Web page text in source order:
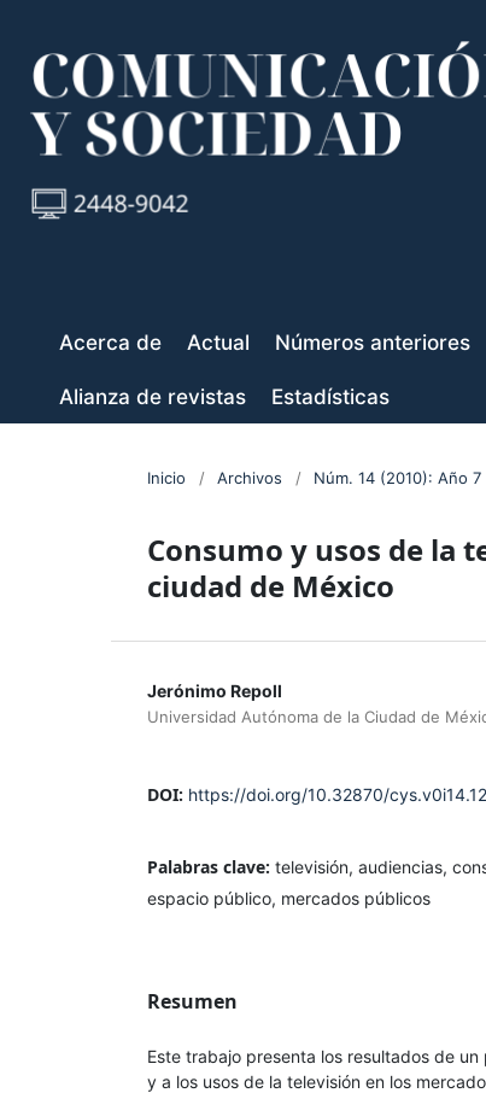
Acerca de Actual Números anteriores
Alianza de revistas Estadísticas
Inicio / Archivos / Núm. 14 (2010): Año 7
Consumo y usos de la
ciudad de México
Jerónimo Repoll
Universidad Autónoma de la Ciudad de
DOI: https://doi.org/10.32870/
Palabras clave: televisión, audiencias,
espacio público, mercados públicos
Resumen
Este trabajo presenta los resultados de
y a los usos de la televisión en los